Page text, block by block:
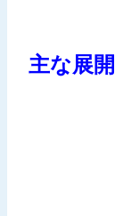
主な展開